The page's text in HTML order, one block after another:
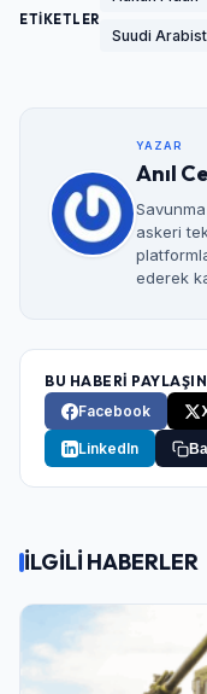
ETİKETLER
Suudi
YAZAR
Anıl
askeri
ederek
BU HABERİ PAYLAŞIN
Facebook
LinkedIn
İLGİLİ HABERLER